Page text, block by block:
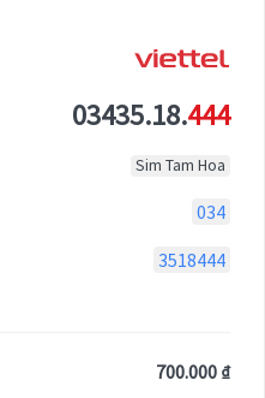
03435.18.444
Sim Tam Hoa
034
3518444
700.000 ₫